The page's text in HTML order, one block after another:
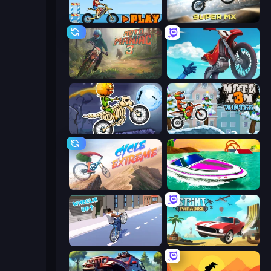
Moto X3M 5: Pool Party Super MX - Last Season
Moto Maniac 3 Airborne Motocross
Moto X3M 6: Spooky Land Moto X3M 4 Winter
Cycle Extreme Jet Boat Racing
Wheelie Up Stunt Paradise